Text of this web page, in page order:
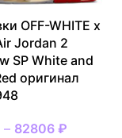
OFF-WHITE x
Jordan 2
SP White and
оригинал
– 82806 ₽